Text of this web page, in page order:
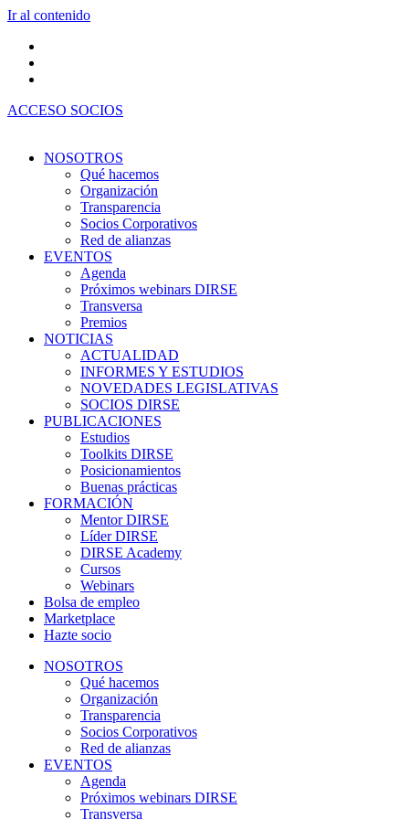
Ir al contenido
ACCESO SOCIOS
NOSOTROS
Qué hacemos
Organización
Transparencia
Socios Corporativos
Red de alianzas
EVENTOS
Agenda
Próximos webinars DIRSE
Transversa
Premios
NOTICIAS
ACTUALIDAD
INFORMES Y ESTUDIOS
NOVEDADES LEGISLATIVAS
SOCIOS DIRSE
PUBLICACIONES
Estudios
Toolkits DIRSE
Posicionamientos
Buenas prácticas
FORMACIÓN
Mentor DIRSE
Líder DIRSE
DIRSE Academy
Cursos
Webinars
Bolsa de empleo
Marketplace
Hazte socio
NOSOTROS
Qué hacemos
Organización
Transparencia
Socios Corporativos
Red de alianzas
EVENTOS
Agenda
Próximos webinars DIRSE
Transversa